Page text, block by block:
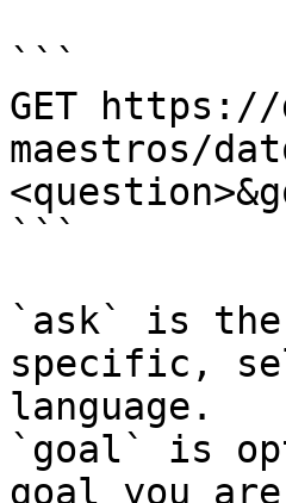
```
GET
maestros/
```
`ask` is the
specific,
language.
`goal` is
goal you